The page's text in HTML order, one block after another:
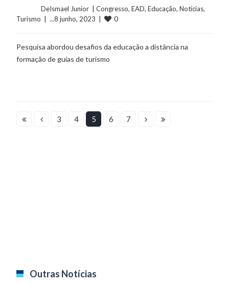
	    	DeIsmael Junior  |
Congresso, EAD, Educação, Notícias
Turismo
  |  ...8 junho, 2023  |
0
Pesquisa abordou desafios da educação a distância na
formação de guias de turismo
3 4 5 6 7
Outras Notícias